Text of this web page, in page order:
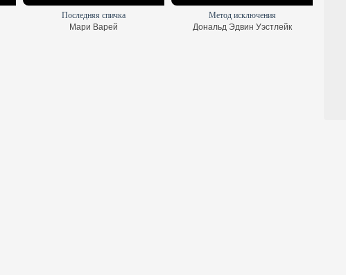
Последняя спичка
Мари Варей
Метод исключения
Дональд Эдвин Уэстлейк